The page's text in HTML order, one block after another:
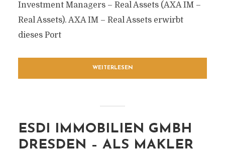
Investment Managers – Real Assets (AXA IM –
Real Assets). AXA IM – Real Assets erwirbt
dieses Port
WEITERLESEN
ESDI IMMOBILIEN GMBH
DRESDEN – ALS MAKLER